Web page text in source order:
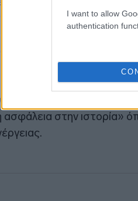
I want to allow
authentication
τους
, με το κόστος
που ξεκίνησε ο
σοβαρές διαταραχές
του Ορμούζ
ασφάλεια στην ιστορία»